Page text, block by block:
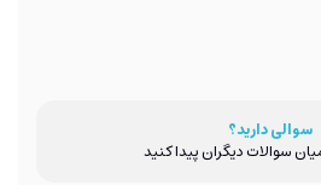
سوالی دارید؟
سوالات دیگران پیدا کنید